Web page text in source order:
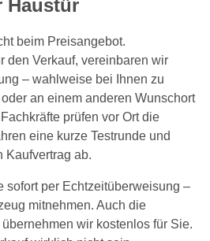
Haustür
beim Preisangebot.
den Verkauf, vereinbaren wir
– wahlweise bei Ihnen zu
an einem anderen Wunschort
prüfen vor Ort die
eine kurze Testrunde und
Kaufvertrag ab.
sofort per Echtzeitüberweisung –
mitnehmen. Auch die
wir kostenlos für Sie.